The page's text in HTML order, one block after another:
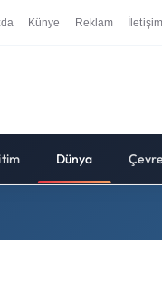
Künye Reklam İletişim
Dünya Çevre